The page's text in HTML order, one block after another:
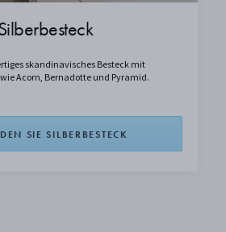
skandinavisches Besteck mit
Acorn, Bernadotte und Pyramid.
SIE SILBERBESTECK